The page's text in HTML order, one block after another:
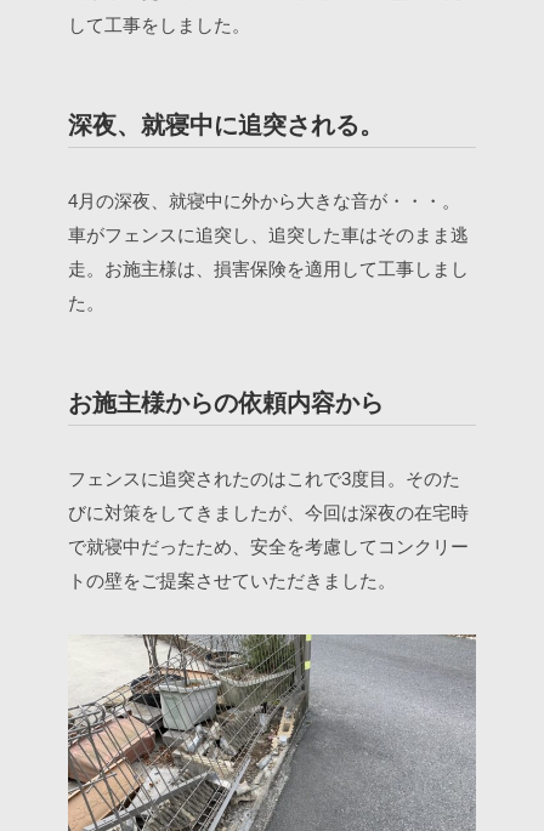
して工事をしました。
深夜、就寝中に追突される。
4月の深夜、就寝中に外から大きな音が・・・。
車がフェンスに追突し、追突した車はそのまま逃
走。お施主様は、損害保険を適用して工事しまし
た。
お施主様からの依頼内容から
フェンスに追突されたのはこれで3度目。そのた
びに対策をしてきましたが、今回は深夜の在宅時
で就寝中だったため、安全を考慮してコンクリー
トの壁をご提案させていただきました。